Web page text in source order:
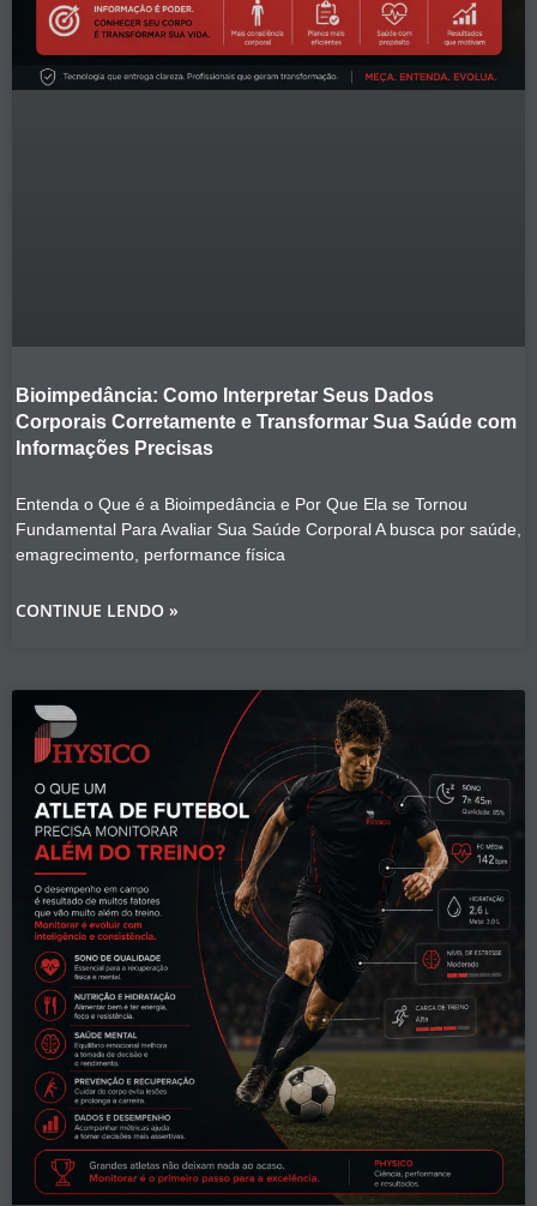
Bioimpedância: Como Interpretar Seus Dados
Corporais Corretamente e Transformar Sua Saúde com
Informações Precisas
Entenda o Que é a Bioimpedância e Por Que Ela se Tornou
Fundamental Para Avaliar Sua Saúde Corporal A busca por saúde,
emagrecimento, performance física
CONTINUE LENDO »